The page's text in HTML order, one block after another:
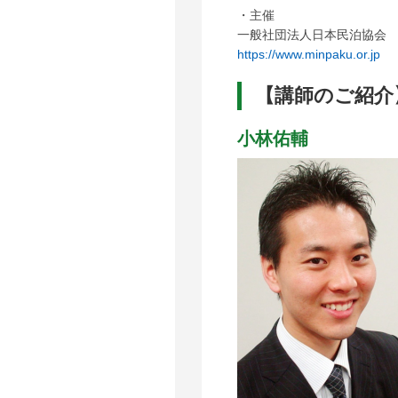
・主催
一般社団法人日本民泊協会
https://www.minpaku.or.jp
【講師のご紹
小林佑輔